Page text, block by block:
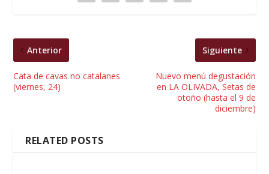
Anterior
Cata de cavas no catalanes
(viernes, 24)
Siguiente
Nuevo menú degustación
en LA OLIVADA, Setas de
otoño (hasta el 9 de
diciembre)
RELATED POSTS